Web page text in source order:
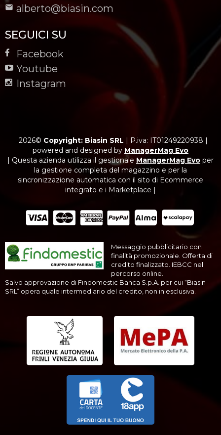
alberto@biasin.com
SEGUICI SU
Facebook
Youtube
Instagram
2026© Copyright: Biasin SRL | P.iva: IT01249220938 |
powered and designed by ManagerMag Evo
| Questa azienda utilizza il gestionale ManagerMag Evo per
la gestione completa del magazzino e per la
sincronizzazione automatica con il sito di Ecommerce
integrato e i Marketplace |
Messaggio pubblicitario con
finalità promozionale. Offerta di
credito finalizzato. IEBCC nel
percorso online.
Salvo approvazione di Findomestic Banca S.p.A. per cui “Biasin
SRL” opera quale intermediario del credito, non in esclusiva.